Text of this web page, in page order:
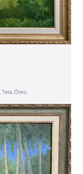
Tela, Óleo